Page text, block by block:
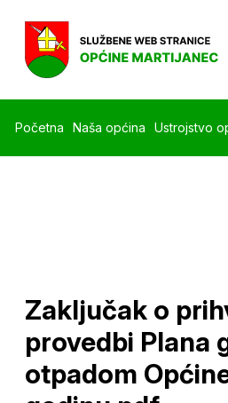
Početna Naša općina Ustrojstvo
Zaključak o
provedbi Plana
otpadom